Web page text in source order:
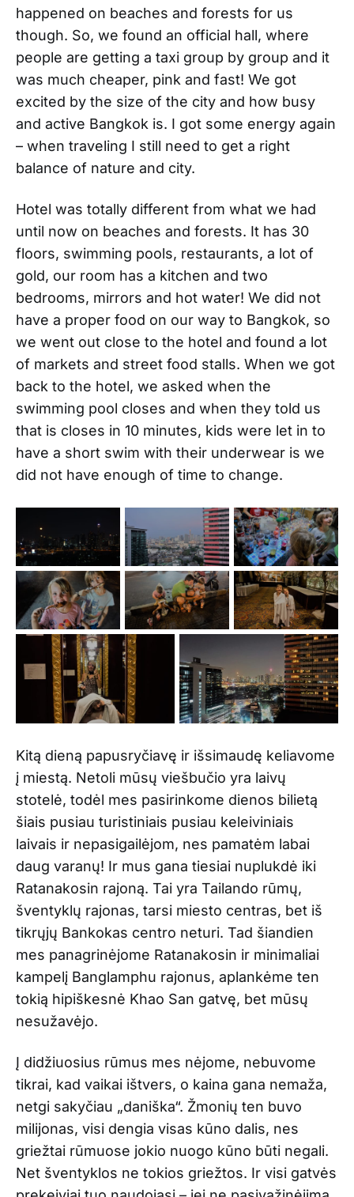
happened on beaches and forests for us
though. So, we found an official hall, where
people are getting a taxi group by group and it
was much cheaper, pink and fast! We got
excited by the size of the city and how busy
and active Bangkok is. I got some energy again
– when traveling I still need to get a right
balance of nature and city.
Hotel was totally different from what we had
until now on beaches and forests. It has 30
floors, swimming pools, restaurants, a lot of
gold, our room has a kitchen and two
bedrooms, mirrors and hot water! We did not
have a proper food on our way to Bangkok, so
we went out close to the hotel and found a lot
of markets and street food stalls. When we got
back to the hotel, we asked when the
swimming pool closes and when they told us
that is closes in 10 minutes, kids were let in to
have a short swim with their underwear is we
did not have enough of time to change.
Kitą dieną papusryčiavę ir išsimaudę keliavome
į miestą. Netoli mūsų viešbučio yra laivų
stotelė, todėl mes pasirinkome dienos bilietą
šiais pusiau turistiniais pusiau keleiviniais
laivais ir nepasigailėjom, nes pamatėm labai
daug varanų! Ir mus gana tiesiai nuplukdė iki
Ratanakosin rajoną. Tai yra Tailando rūmų,
šventyklų rajonas, tarsi miesto centras, bet iš
tikrųjų Bankokas centro neturi. Tad šiandien
mes panagrinėjome Ratanakosin ir minimaliai
kampelį Banglamphu rajonus, aplankėme ten
tokią hipiškesnė Khao San gatvę, bet mūsų
nesužavėjo.
Į didžiuosius rūmus mes nėjome, nebuvome
tikrai, kad vaikai ištvers, o kaina gana nemaža,
netgi sakyčiau „daniška“. Žmonių ten buvo
milijonas, visi dengia visas kūno dalis, nes
griežtai rūmuose jokio nuogo kūno būti negali.
Net šventyklos ne tokios griežtos. Ir visi gatvės